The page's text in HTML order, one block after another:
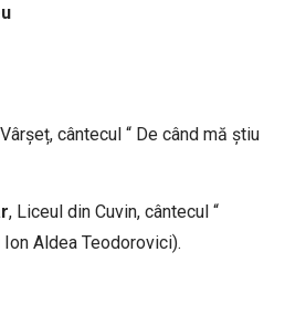
cântecul “ De când mă știu
, Liceul din Cuvin, cântecul “
Ion Aldea Teodorovici).